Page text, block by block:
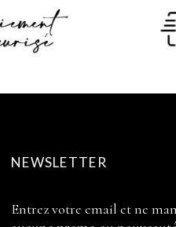
NEWSLETTER
Entrez votre email et ne